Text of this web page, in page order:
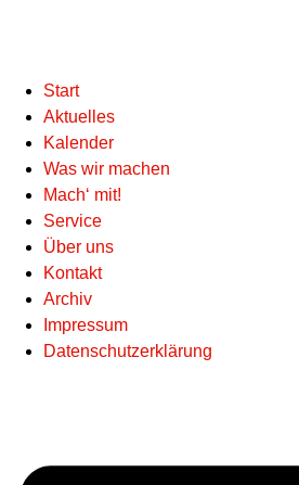
Start
Aktuelles
Kalender
Was wir machen
Mach‘ mit!
Service
Über uns
Kontakt
Archiv
Impressum
Datenschutzerklärung